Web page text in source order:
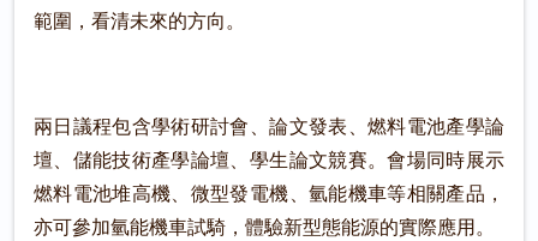
範圍，看清未來的方向。
兩日議程包含學術研討會、論文發表、燃料電池產學論
壇、儲能技術產學論壇、學生論文競賽。會場同時展示
燃料電池堆高機、微型發電機、氫能機車等相關產品，
亦可參加氫能機車試騎，體驗新型態能源的實際應用。